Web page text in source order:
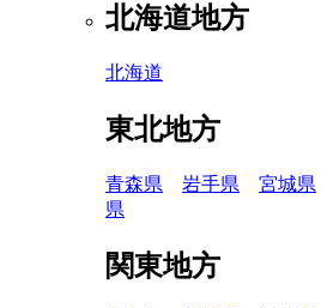
北海道地方
北海道
東北地方
青森県 岩手県 宮城県
県
関東地方